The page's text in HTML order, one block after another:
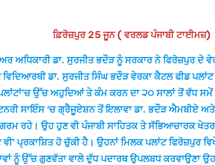
ਫ਼ਿਰੋਜ਼ਪੁਰ 25 ਜੂਨ ( ਵਰਲਡ ਪੰਜਾਬੀ ਟਾਈਮਜ਼)
ਅਧਿਕਾਰੀ ਡਾ. ਸੁਰਜੀਤ ਭਦੌੜ ਨੂੰ ਸਰਕਾਰ ਨੇ ਫਿਰੋਜ਼ਪੁਰ ਦੇ
ਵਿਦਿਆਰਥੀ ਡਾ. ਸੁਰਜੀਤ ਸਿੰਘ ਭਦੌੜ ਵੇਰਕਾ ਕੈਟਲ ਫੀਡ
ਉੱਚ ਅਹੁਦਿਆਂ ਤੇ ਕੰਮ ਕਰਨ ਦਾ ੨੦ ਸਾਲਾਂ ਤੋਂ ਵੱਧ
ਸਾਇੰਸ ‘ਚ ਗ੍ਰੈਜੂਏਸ਼ਨ ਤੋਂ ਇਲਾਵਾ ਡਾ. ਭਦੌੜ ਐਮਬੀਏ ਅਤੇ
ਰਹੇ। ਉਹ ਹੁਣ ਵੀ ਪੰਜਾਬੀ ਸਾਹਿਤਕ ਤੇ ਸੱਭਿਆਚਾਰਕ
ਪ੍ਰਕਾਸ਼ਿਤ ਹੋ ਚੁੱਕੀ ਹੈ। ਉਹਨਾਂ ਮਿਲਕ ਪਲਾਂਟ ਫਿਰੋਜ਼ਪੁਰ
ਨੂੰ ਉੱਚ ਗੁਣਵੱਤਾ ਵਾਲੇ ਦੁੱਧ ਪਦਾਰਥ ਉਪਲਬਧ ਕਰਵਾਉਣਾ